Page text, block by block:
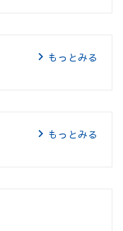
もっとみる
もっとみる